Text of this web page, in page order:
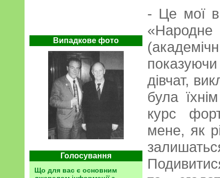
Випадкове фото
Голосування
Що для вас є основним
- Це мої
дівчат,
була
курс
мене, як